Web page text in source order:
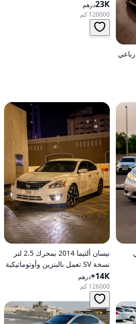
تعمل بالبنزين، أوتوماتيكية، دفع
أمامي
23Kدرهم
120000 كم
نيسان ألتيما 2014 بمحرك 2.5 لتر
نسخة SV تعمل بالبنزين وأوتوماتيكية
للدفع الأمامي
14K+ درهم
126000 كم